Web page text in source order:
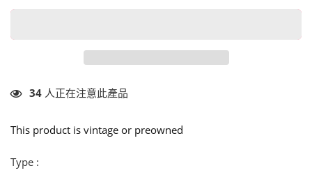
34 人正在注意此產品
This product is vintage or preowned
Type :